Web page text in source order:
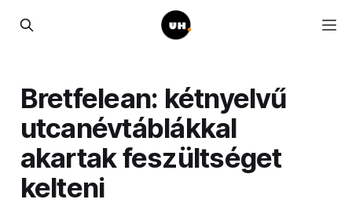
Bretfelean: kétnyelvű
utcanévtáblákkal
akartak feszültséget
kelteni